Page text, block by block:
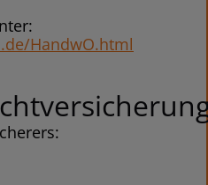
HandwO.html